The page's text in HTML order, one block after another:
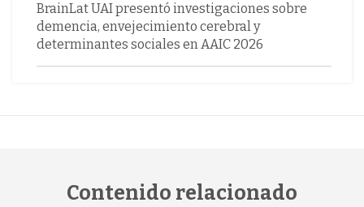
BrainLat UAI presentó investigaciones sobre
demencia, envejecimiento cerebral y
determinantes sociales en AAIC 2026
Contenido relacionado